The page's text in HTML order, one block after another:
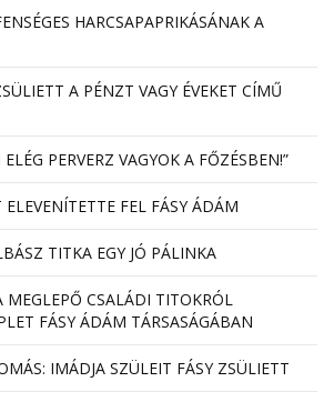
HARCSAPAPRIKÁSÁNAK A
A PÉNZT VAGY ÉVEKET CÍMŰ
PERVERZ VAGYOK A FŐZÉSBEN!”
ELEVENÍTETTE FEL FÁSY ÁDÁM
TITKA EGY JÓ PÁLINKA
MEGLEPŐ CSALÁDI TITOKRÓL
FÁSY ÁDÁM TÁRSASÁGÁBAN
IMÁDJA SZÜLEIT FÁSY ZSÜLIETT